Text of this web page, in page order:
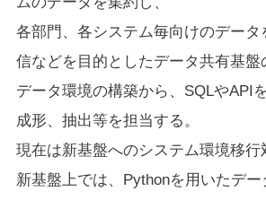
各部門、各システム毎向けのデー
信などを目的としたデータ共有基盤
データ環境の構築から、SQLやAPI
成形、抽出等を担当する。
現在は新基盤へのシステム環境移行
新基盤上では、Pythonを用いたデ